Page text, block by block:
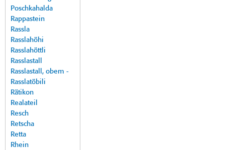
Poschkahalda
Rappastein
Rassla
Rasslahöhi
Rasslahöttli
Rasslastall
Rasslastall, obem -
Rasslatöbili
Rätikon
Realateil
Resch
Retscha
Retta
Rhein